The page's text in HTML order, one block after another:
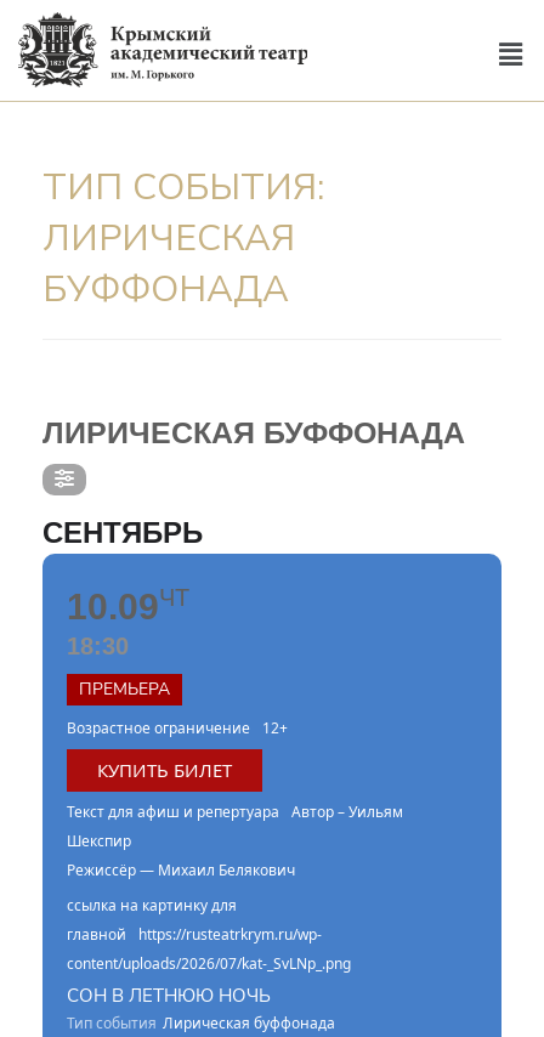
ТИП СОБЫТИЯ:
ЛИРИЧЕСКАЯ
БУФФОНАДА
ЛИРИЧЕСКАЯ БУФФОНАДА
СЕНТЯБРЬ
10.09ЧТ
18:30
ПРЕМЬЕРА
Возрастное ограничение 12+
КУПИТЬ БИЛЕТ
Текст для афиш и репертуара
Автор – Уильям
Шекспир
Режиссёр — Михаил Белякович
ссылка на картинку для
главной
https://rusteatrkrym.ru/wp-
content/uploads/2026/07/kat-_SvLNp_.png
СОН В ЛЕТНЮЮ НОЧЬ
Тип события Лирическая буффонада